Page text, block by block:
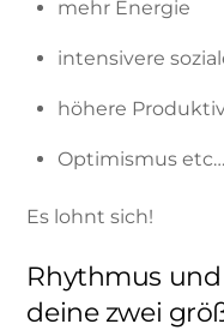
mehr Energie
intensivere
höhere
Optimismus etc…
Es lohnt sich!
Rhythmus
deine zwei